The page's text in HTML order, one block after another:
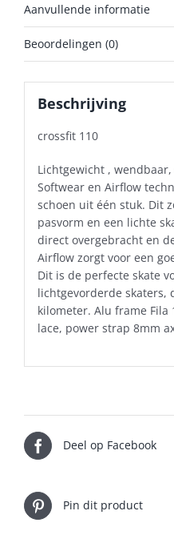
Aanvullende informatie
Beoordelingen (0)
Beschrijving
crossfit 110
Lichtgewicht ,
Softwear en Airflow
schoen uit één stuk. Dit
pasvorm en een lichte
direct overgebracht en
Airflow zorgt voor een
Dit is de perfecte skate
lichtgevorderde skaters,
kilometer. Alu frame Fila
lace, power strap 8mm
Deel op Facebook
Pin dit product